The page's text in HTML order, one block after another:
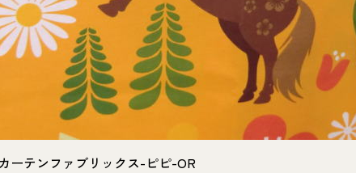
ーテンファブリックス-ピピ-OR